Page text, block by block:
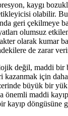
kaygı
olabilir.
geri çekilmeye
olumsuz
olarak kumar
de zarar
değil, maddi bir
kazanmak için
büyük bir yük
önemli maddi
kayıp döngüsüne